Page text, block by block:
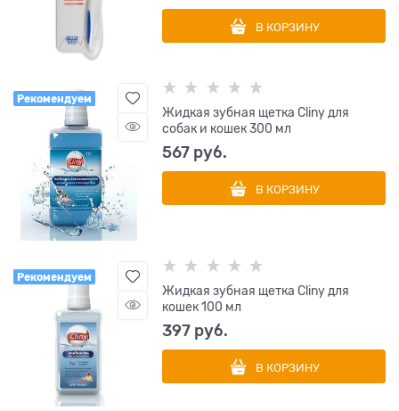
В КОРЗИНУ
Рекомендуем
Жидкая зубная щетка Cliny для
собак и кошек 300 мл
567 руб.
В КОРЗИНУ
Рекомендуем
Жидкая зубная щетка Cliny для
кошек 100 мл
397 руб.
В КОРЗИНУ